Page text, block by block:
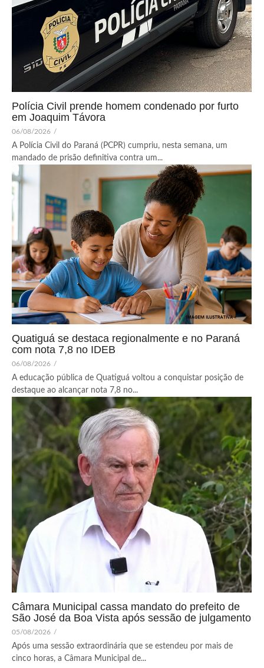
Polícia Civil prende homem condenado por furto
em Joaquim Távora
06/08/2026 /
A Polícia Civil do Paraná (PCPR) cumpriu, nesta semana, um
mandado de prisão definitiva contra um...
Quatiguá se destaca regionalmente e no Paraná
com nota 7,8 no IDEB
06/08/2026 /
A educação pública de Quatiguá voltou a conquistar posição de
destaque ao alcançar nota 7,8 no...
Câmara Municipal cassa mandato do prefeito de
São José da Boa Vista após sessão de julgamento
05/08/2026 /
Após uma sessão extraordinária que se estendeu por mais de
cinco horas, a Câmara Municipal de...